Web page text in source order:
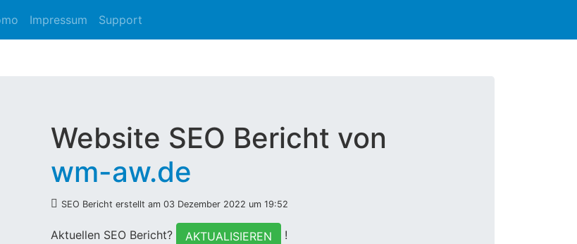
Impressum Support
Website SEO Bericht von
wm-aw.de
SEO Bericht erstellt am 03 Dezember 2022 um 19:52
Aktuellen SEO Bericht? AKTUALISIEREN !